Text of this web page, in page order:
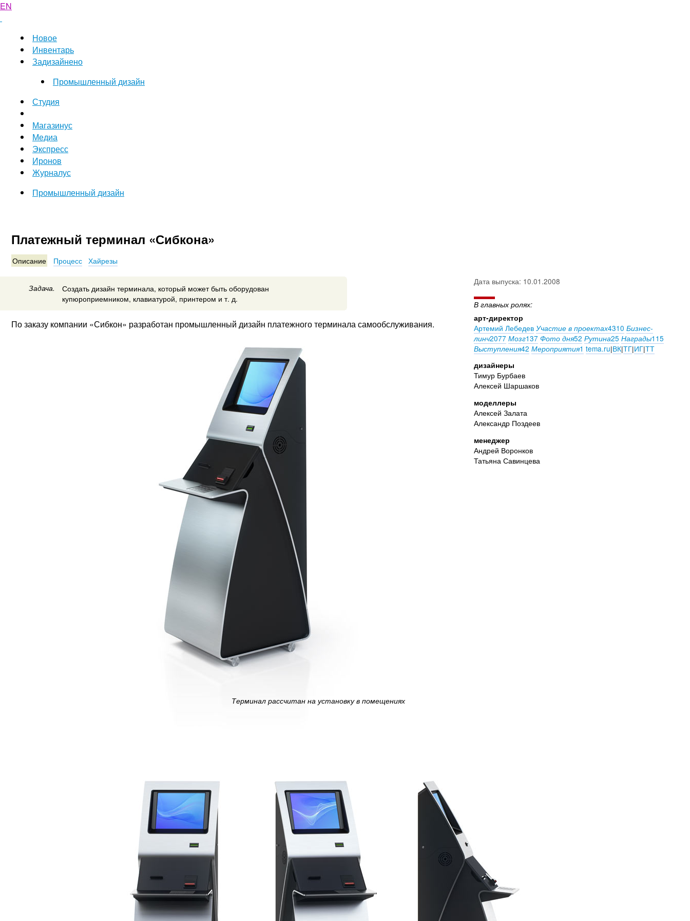
EN
Новое
Инвентарь
Задизайнено
Промышленный дизайн
Студия
Магазинус
Медиа
Экспресс
Иронов
Журналус
Промышленный дизайн
Платежный терминал «Сибкона»
Описание Процесс Хайрезы
Задача.
Создать дизайн терминала, который может быть оборудован
купюроприемником, клавиатурой, принтером и т. д.
По заказу компании «Сибкон» разработан промышленный дизайн платежного терминала самообслуживания.
Терминал рассчитан на установку в помещениях
Дата выпуска: 10.01.2008
В главных ролях:
арт-директор
Артемий Лебедев Участие в проектах4310 Бизнес-
линч2077 Мозг137 Фото дня52 Рутина25 Награды115
Выступления42 Мероприятия1 tema.ru|ВК|ТГ|ИГ|ТТ
дизайнеры
Тимур Бурбаев
Алексей Шаршаков
моделлеры
Алексей Залата
Александр Поздеев
менеджер
Андрей Воронков
Татьяна Савинцева